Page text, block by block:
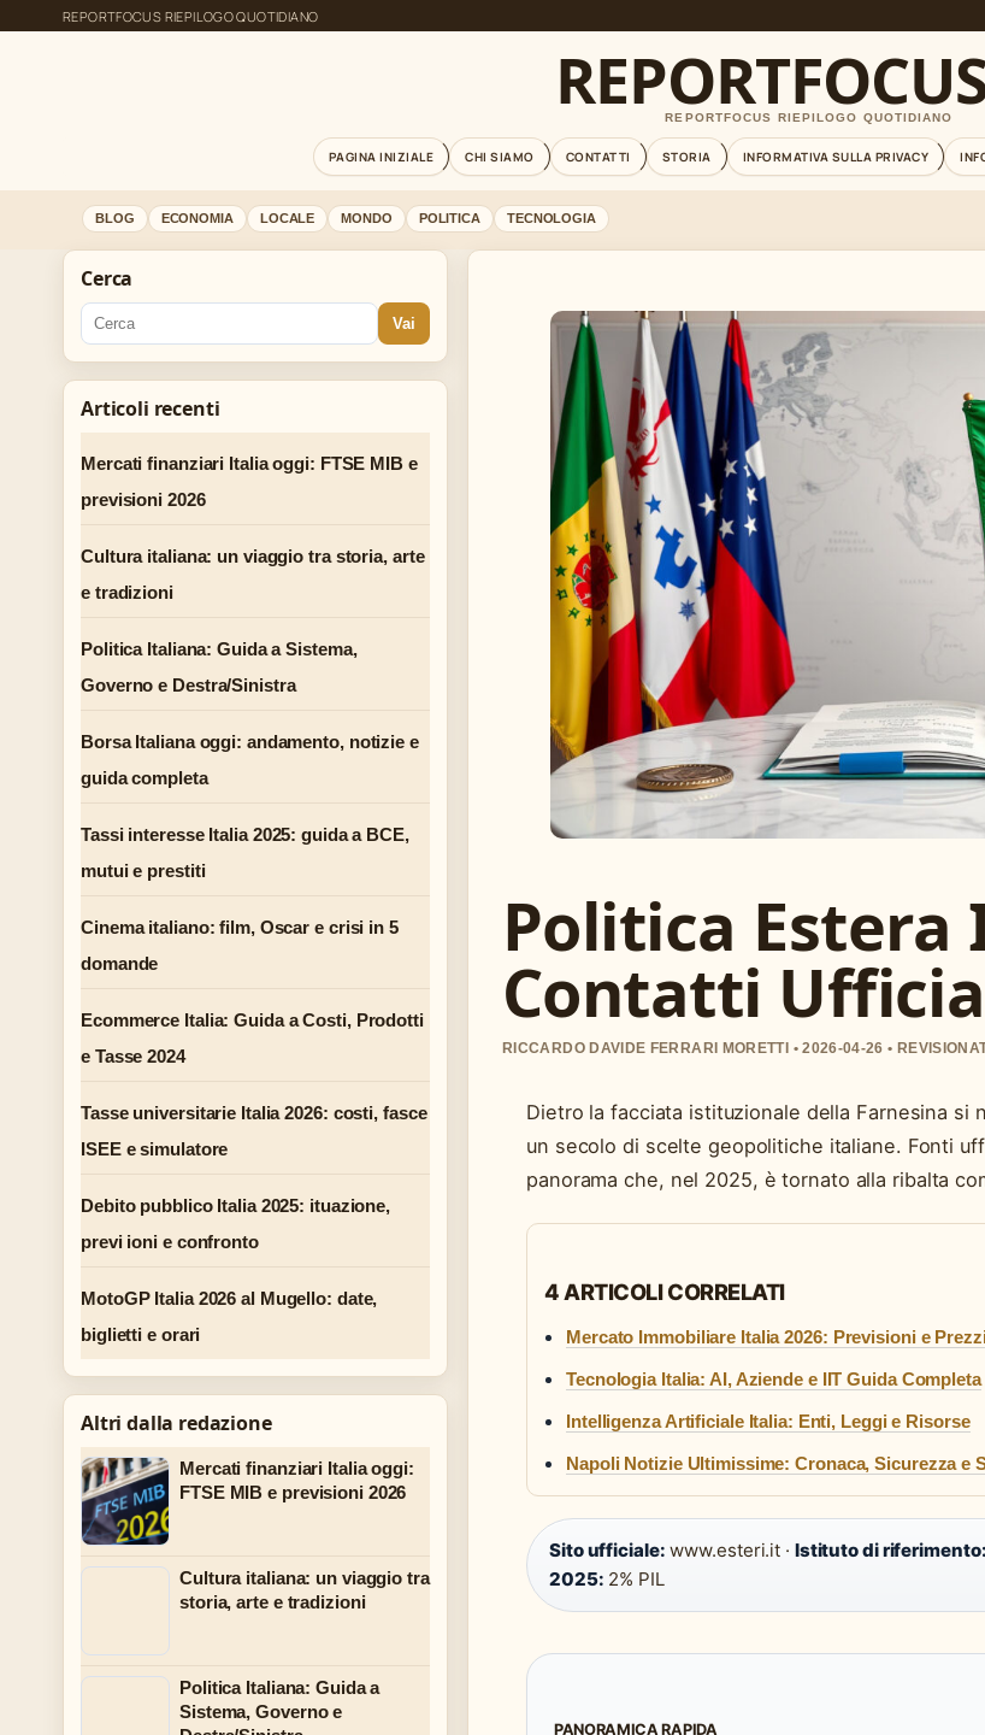
REPORTFOCUS RIEPILOGO QUOTIDIANO
REPORTFOCUS RIEPILOGO QUOTIDIANO
PAGINA INIZIALE CHI SIAMO CONTATTI STORIA INFORMATIVA SULLA PRIVACY
BLOG ECONOMIA LOCALE MONDO POLITICA TECNOLOGIA
Politica
Contatti
RICCARDO DAVIDE FERRARI MORETTI • 2026-04-26 •
Dietro la facciata istituzionale della Farnesina
un secolo di scelte geopolitiche italiane. Fonti
panorama che, nel 2025, è tornato alla ribalta
4 ARTICOLI CORRELATI
Mercato Immobiliare Italia 2026: Previsioni e
Tecnologia Italia: AI, Aziende e IIT Guida Completa
Intelligenza Artificiale Italia: Enti, Leggi e Risorse
Napoli Notizie Ultimissime: Cronaca, Sicurezza e
Sito ufficiale: www.esteri.it · Istituto di riferimento:
2025: 2% PIL
PANORAMICA RAPIDA
Cerca
Vai
Articoli recenti
Mercati finanziari Italia oggi: FTSE MIB e
previsioni 2026
Cultura italiana: un viaggio tra storia, arte
e tradizioni
Politica Italiana: Guida a Sistema,
Governo e Destra/Sinistra
Borsa Italiana oggi: andamento, notizie e
guida completa
Tassi interesse Italia 2025: guida a BCE,
mutui e prestiti
Cinema italiano: film, Oscar e crisi in 5
domande
Ecommerce Italia: Guida a Costi, Prodotti
e Tasse 2024
Tasse universitarie Italia 2026: costi, fasce
ISEE e simulatore
Debito pubblico Italia 2025: ituazione,
previ ioni e confronto
MotoGP Italia 2026 al Mugello: date,
biglietti e orari
Altri dalla redazione
Mercati finanziari Italia oggi:
FTSE MIB e previsioni 2026
Cultura italiana: un viaggio tra
storia, arte e tradizioni
Politica Italiana: Guida a
Sistema, Governo e